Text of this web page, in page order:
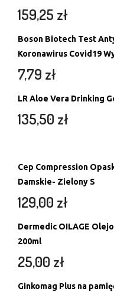
159,25 zł
Boson Biotech Test
Koronawirus Covid19
7,79 zł
LR Aloe Vera Drinking
135,50 zł
Cep Compression
Damskie- Zielony S
129,00 zł
Dermedic OILAGE
200ml
25,00 zł
Ginkomag Plus na